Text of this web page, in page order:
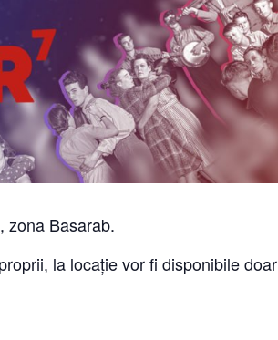
zona Basarab.
la locație vor fi disponibile doar